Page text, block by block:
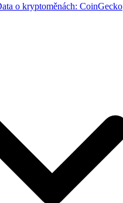
o kryptoměnách: CoinGecko